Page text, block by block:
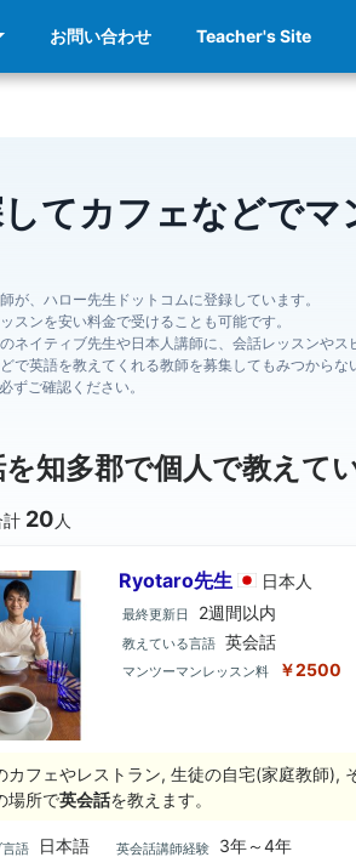
お問い合わせ Teacher's Site
てカフェなどで
が、ハロー先生ドットコムに登録しています。
ンを安い料金で受けることも可能です。
イティブ先生や日本人講師に、会話レッスンやス
で英語を教えてくれる教師を募集してもみつからな
ずご確認ください。
知多郡で個人で教えて
計 20 人
Ryotaro先生 日本 人
最終更新日 2週間以内
教えている言語 英会話
マンツーマンレッスン料 ￥2500
カフェやレストラン, 生徒の自宅(家庭教師),
場所で英会話を教えます。
言語 日本語 英会話講師経験
3年～4年